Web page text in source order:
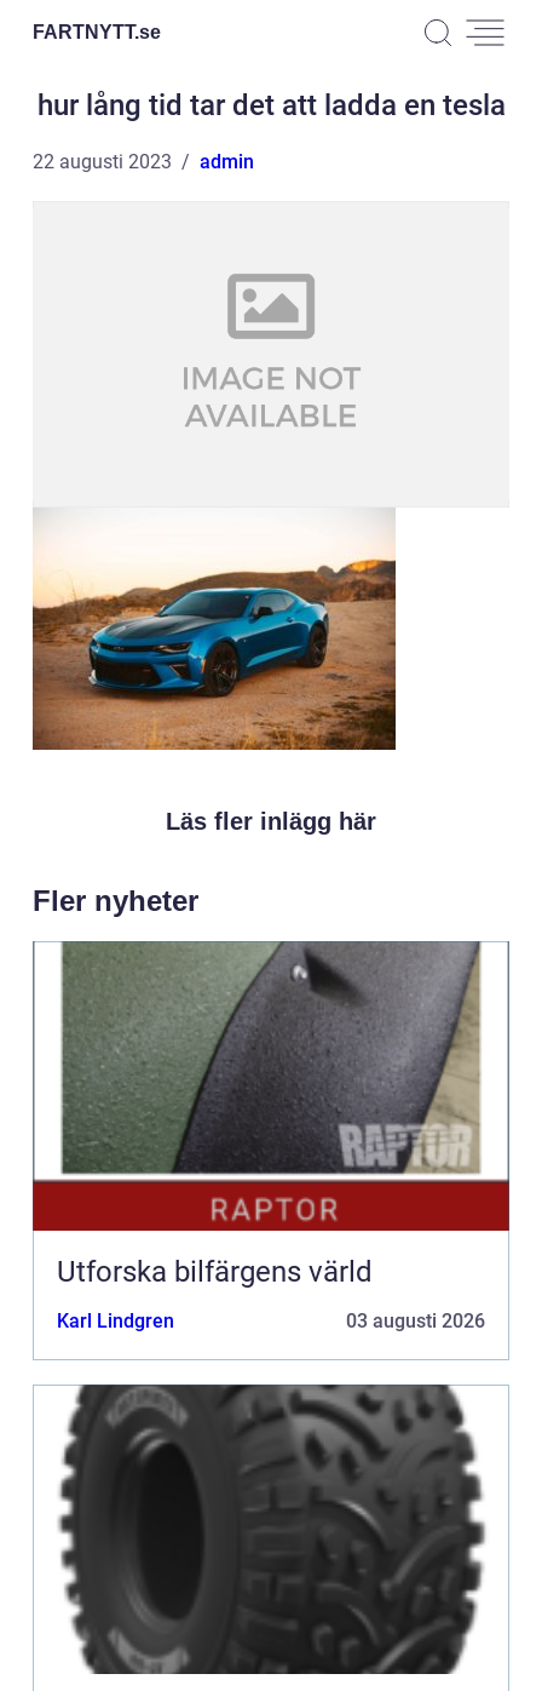
FARTNYTT.se
hur lång tid tar det att ladda en tesla
22 augusti 2023 admin
Läs fler inlägg här
Fler nyheter
Utforska bilfärgens värld
Karl Lindgren 03 augusti 2026